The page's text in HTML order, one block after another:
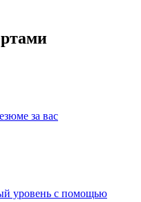
за вас
уровень с помощью